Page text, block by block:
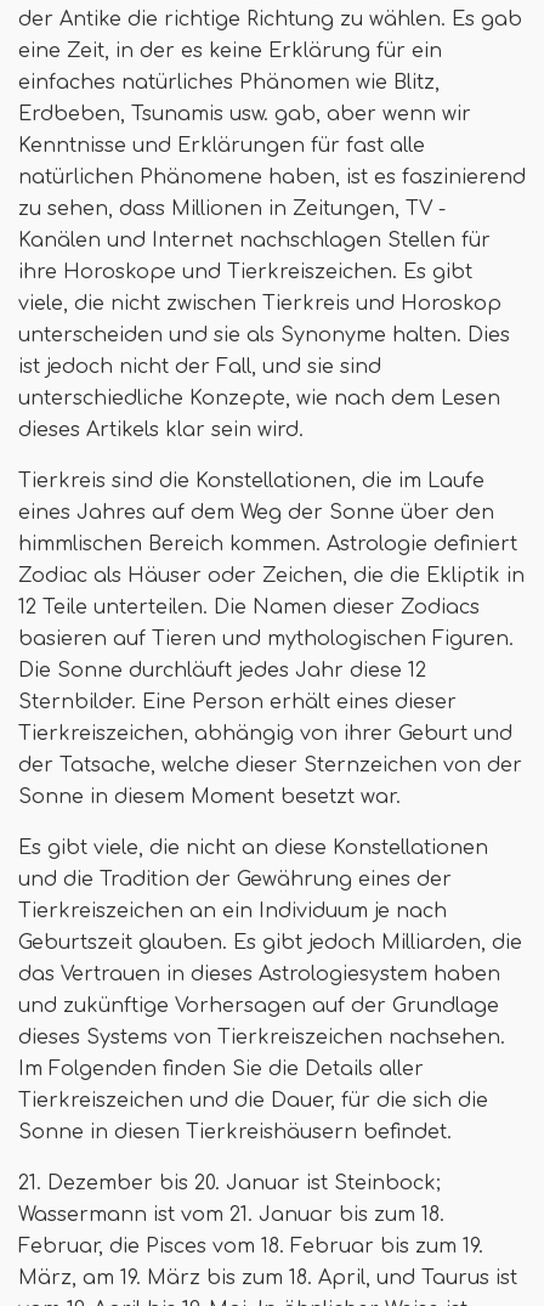
der Antike die richtige Richtung zu wählen. Es gab
eine Zeit, in der es keine Erklärung für ein
einfaches natürliches Phänomen wie Blitz,
Erdbeben, Tsunamis usw. gab, aber wenn wir
Kenntnisse und Erklärungen für fast alle
natürlichen Phänomene haben, ist es faszinierend
zu sehen, dass Millionen in Zeitungen, TV -
Kanälen und Internet nachschlagen Stellen für
ihre Horoskope und Tierkreiszeichen. Es gibt
viele, die nicht zwischen Tierkreis und Horoskop
unterscheiden und sie als Synonyme halten. Dies
ist jedoch nicht der Fall, und sie sind
unterschiedliche Konzepte, wie nach dem Lesen
dieses Artikels klar sein wird.
Tierkreis sind die Konstellationen, die im Laufe
eines Jahres auf dem Weg der Sonne über den
himmlischen Bereich kommen. Astrologie definiert
Zodiac als Häuser oder Zeichen, die die Ekliptik in
12 Teile unterteilen. Die Namen dieser Zodiacs
basieren auf Tieren und mythologischen Figuren.
Die Sonne durchläuft jedes Jahr diese 12
Sternbilder. Eine Person erhält eines dieser
Tierkreiszeichen, abhängig von ihrer Geburt und
der Tatsache, welche dieser Sternzeichen von der
Sonne in diesem Moment besetzt war.
Es gibt viele, die nicht an diese Konstellationen
und die Tradition der Gewährung eines der
Tierkreiszeichen an ein Individuum je nach
Geburtszeit glauben. Es gibt jedoch Milliarden, die
das Vertrauen in dieses Astrologiesystem haben
und zukünftige Vorhersagen auf der Grundlage
dieses Systems von Tierkreiszeichen nachsehen.
Im Folgenden finden Sie die Details aller
Tierkreiszeichen und die Dauer, für die sich die
Sonne in diesen Tierkreishäusern befindet.
21. Dezember bis 20. Januar ist Steinbock;
Wassermann ist vom 21. Januar bis zum 18.
Februar, die Pisces vom 18. Februar bis zum 19.
März, am 19. März bis zum 18. April, und Taurus ist